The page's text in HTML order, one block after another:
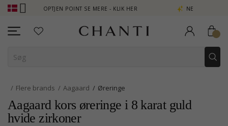
- OPTJEN POINT SE MERE - KLIK HER NEW COLLECTION | AURA
Flere brands Aagaard Øreringe
Aagaard kors øreringe i 8 karat guld
hvide zirkoner